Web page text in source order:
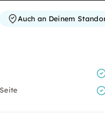
Auch an Deinem